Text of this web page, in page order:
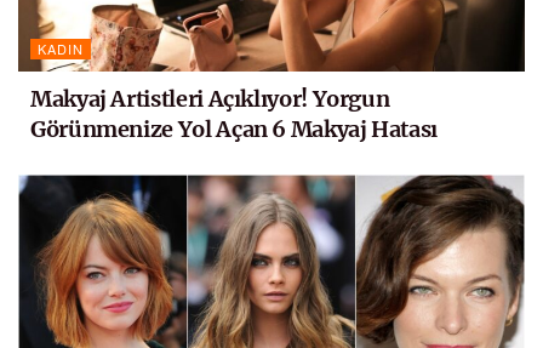
KADIN
Makyaj Artistleri Açıklıyor! Yorgun
Görünmenize Yol Açan 6 Makyaj Hatası